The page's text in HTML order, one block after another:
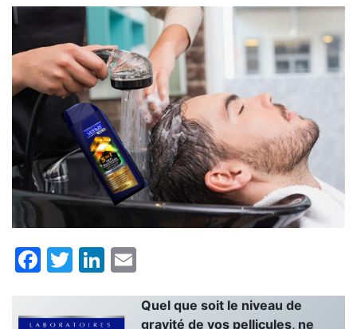
Facebook
TwitterLinkedIn
Quel que soit le niveau de
gravité de vos pellicules, ne